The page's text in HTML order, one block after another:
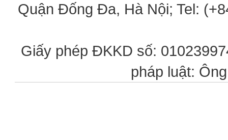
Quận Đống Đa, Hà Nội; Tel:
Giấy phép ĐKKD số:
pháp luật: